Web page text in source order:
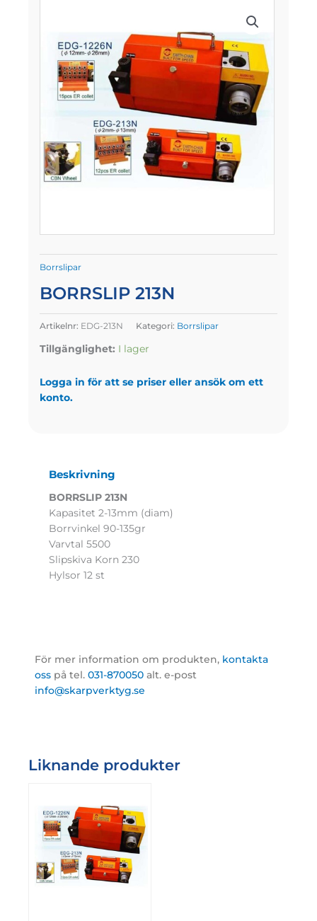
Borrslipar
BORRSLIP 213N
Artikelnr: EDG-213N Kategori: Borrslipar
Tillgänglighet: I lager
Logga in för att se priser eller ansök om ett
konto.
Beskrivning
BORRSLIP 213N
Kapasitet 2-13mm (diam)
Borrvinkel 90-135gr
Varvtal 5500
Slipskiva Korn 230
Hylsor 12 st
För mer information om produkten, kontakta
oss på tel.031-870050 alt. e-post
info@skarpverktyg.se
Liknande produkter